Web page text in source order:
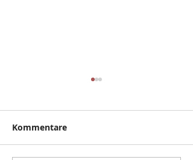
FROHES FEST
Kommentare